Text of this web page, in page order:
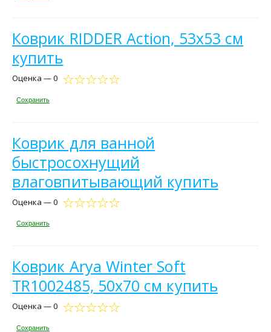
Коврик RIDDER Action, 53x53 см
купить
Оценка — 0
Сохранить
Коврик для ванной
быстросохнущий
влаговпитывающий купить
Оценка — 0
Сохранить
Коврик Arya Winter Soft
TR1002485, 50x70 см купить
Оценка — 0
Сохранить